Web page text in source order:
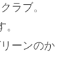
ラブ。
。
ーンのか